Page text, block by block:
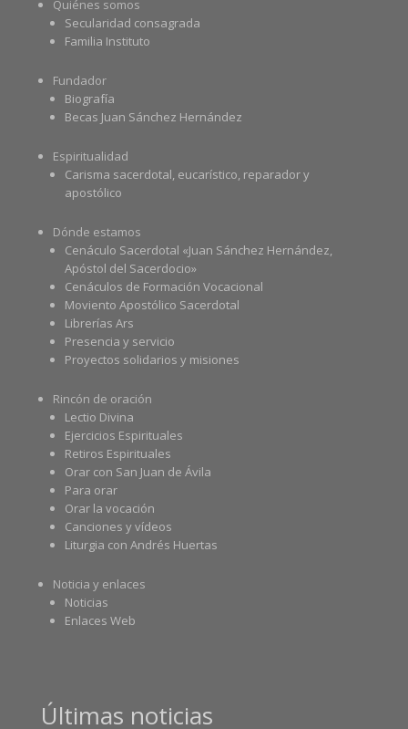
Quiénes somos
Secularidad consagrada
Familia Instituto
Fundador
Biografía
Becas Juan Sánchez Hernández
Espiritualidad
Carisma sacerdotal, eucarístico, reparador y
apostólico
Dónde estamos
Cenáculo Sacerdotal «Juan Sánchez Hernández,
Apóstol del Sacerdocio»
Cenáculos de Formación Vocacional
Moviento Apostólico Sacerdotal
Librerías Ars
Presencia y servicio
Proyectos solidarios y misiones
Rincón de oración
Lectio Divina
Ejercicios Espirituales
Retiros Espirituales
Orar con San Juan de Ávila
Para orar
Orar la vocación
Canciones y vídeos
Liturgia con Andrés Huertas
Noticia y enlaces
Noticias
Enlaces Web
Últimas noticias